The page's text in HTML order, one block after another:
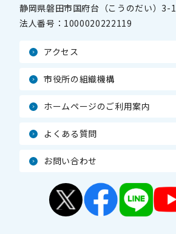
静岡県磐田市国府台（こうのだい）3-1
法人番号： 1000020222119
アクセス
市役所の組織機構
ホームページのご利用案内
よくある質問
お問い合わせ